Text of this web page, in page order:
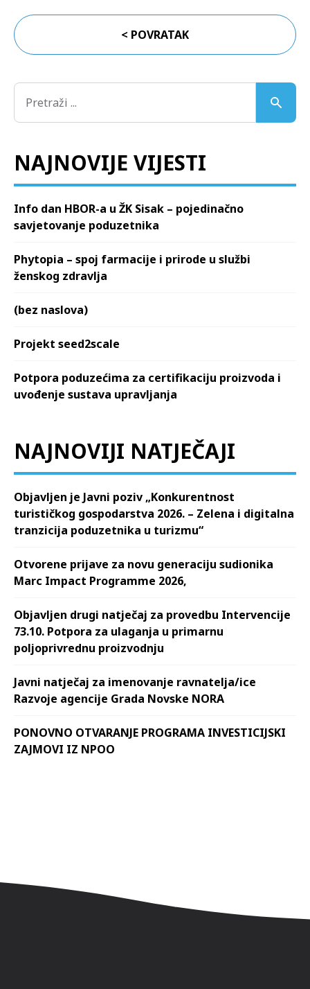
< POVRATAK
NAJNOVIJE VIJESTI
Info dan HBOR-a u ŽK Sisak – pojedinačno
savjetovanje poduzetnika
Phytopia – spoj farmacije i prirode u službi
ženskog zdravlja
(bez naslova)
Projekt seed2scale
Potpora poduzećima za certifikaciju proizvoda i
uvođenje sustava upravljanja
NAJNOVIJI NATJEČAJI
Objavljen je Javni poziv „Konkurentnost
turističkog gospodarstva 2026. – Zelena i digitalna
tranzicija poduzetnika u turizmu“
Otvorene prijave za novu generaciju sudionika
Marc Impact Programme 2026,
Objavljen drugi natječaj za provedbu Intervencije
73.10. Potpora za ulaganja u primarnu
poljoprivrednu proizvodnju
Javni natječaj za imenovanje ravnatelja/ice
Razvoje agencije Grada Novske NORA
PONOVNO OTVARANJE PROGRAMA INVESTICIJSKI
ZAJMOVI IZ NPOO